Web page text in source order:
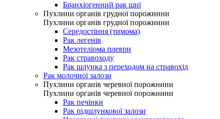
Бранхіогенний рак шиї
Пухлини органів грудної порожнини
Пухлини органів грудної порожнини
Середостіння (тимома)
Рак легенів
Мезотеліома плеври
Рак стравоходу
Рак шлунка з переходом на стравохід
Рак молочної залози
Пухлини органів черевної порожнини
Пухлини органів черевної порожнини
Рак печінки
Рак підшлункової залози